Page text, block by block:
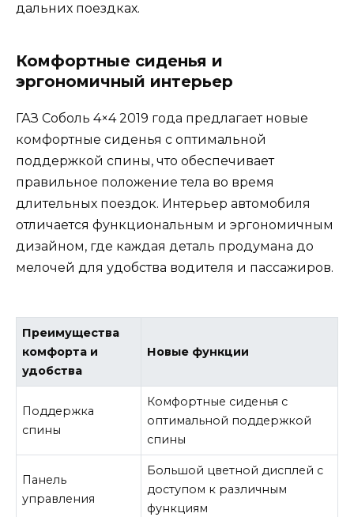
дальних поездках.
Комфортные сиденья и
эргономичный интерьер
ГАЗ Соболь 4×4 2019 года предлагает новые
комфортные сиденья с оптимальной
поддержкой спины, что обеспечивает
правильное положение тела во время
длительных поездок. Интерьер автомобиля
отличается функциональным и эргономичным
дизайном, где каждая деталь продумана до
мелочей для удобства водителя и пассажиров.
Преимущества
комфорта и
удобства
Новые функции
Поддержка
спины
Комфортные сиденья с
оптимальной поддержкой
спины
Панель
управления
Большой цветной дисплей с
доступом к различным
функциям